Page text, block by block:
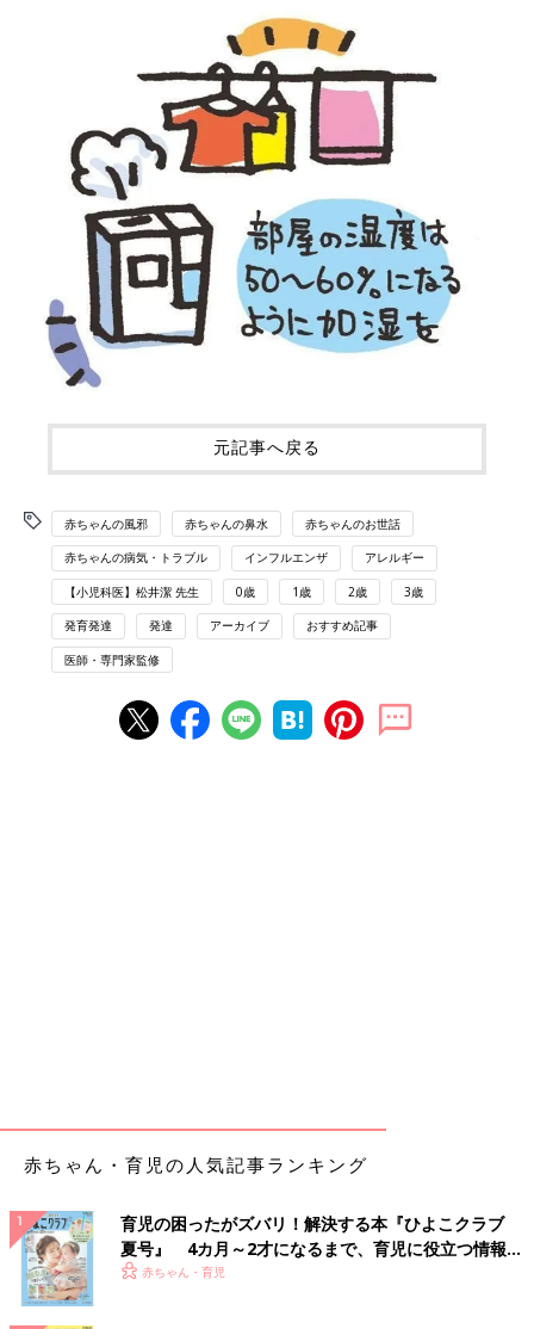
元記事へ戻る
赤ちゃんの風邪 赤ちゃんの鼻水 赤ちゃんのお世話
赤ちゃんの病気・トラブル インフルエンザ アレルギー
【小児科医】松井潔 先生 0歳 1歳 2歳 3歳
発育発達 発達 アーカイブ おすすめ記事
医師・専門家監修
赤ちゃん・育児の人気記事ランキング
育児の困ったがズバリ！解決する本『ひよこクラブ
夏号』 4カ月～2才になるまで、育児に役立つ情報が
いっぱい！
赤ちゃん・育児